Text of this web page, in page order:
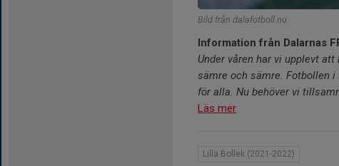
Bild från dalafotboll.nu
Information från Dalarnas
Under våren har vi upplevt
sämre och sämre. Fotbollen
för alla. Nu behöver vi
Läs mer
Lilla Bollek (2021-2022)